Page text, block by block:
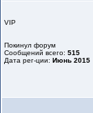
VIP
Покинул форум
Сообщений всего: 515
Дата рег-ции: Июнь 2015